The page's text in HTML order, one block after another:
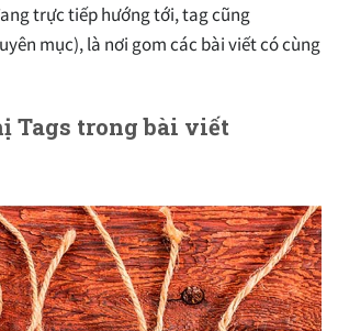
trực tiếp hướng tới, tag cũng
mục), là nơi gom các bài viết có cùng
Tags trong bài viết